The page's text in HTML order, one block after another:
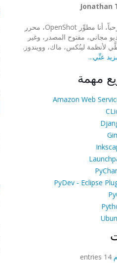
Jonathan
مرحباً، أنا مطوِّر OpenShot، محرر
مجاني، مفتوح المصدر، وغير
لأنظمة لينُكس، ماك، وويندوز.
عنِّي...
مهمة
Amazon Web
PyDev - Eclipse